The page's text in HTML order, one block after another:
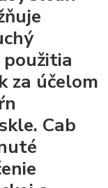
za účelom
Cab